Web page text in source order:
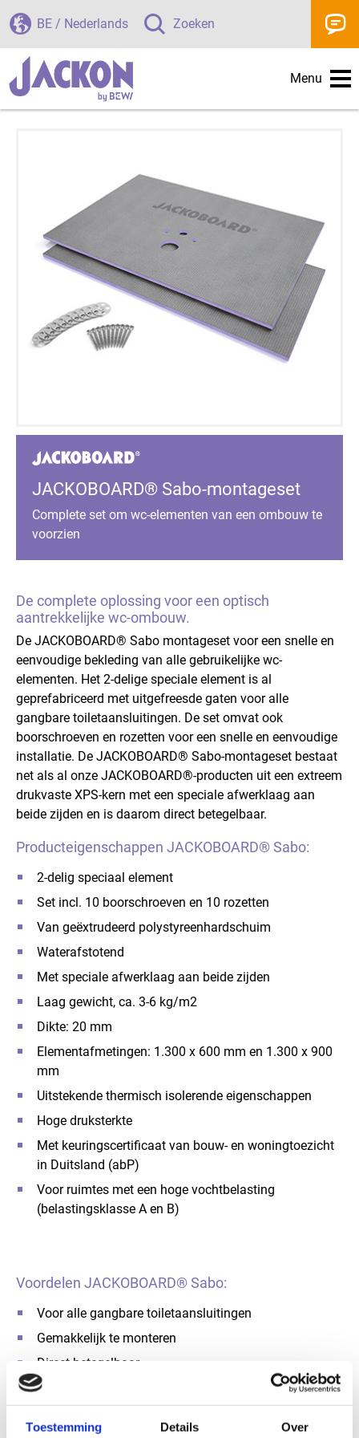
Toestemming Details Over
Menu
BE / Nederlands Zoeken
JACKOBOARD® Sabo-montageset
Complete set om wc-elementen van een ombouw te
voorzien
De complete oplossing voor een optisch
aantrekkelijke wc-ombouw.
De JACKOBOARD® Sabo montageset voor een snelle en
eenvoudige bekleding van alle gebruikelijke wc-
elementen. Het 2-delige speciale element is al
geprefabriceerd met uitgefreesde gaten voor alle
gangbare toiletaansluitingen. De set omvat ook
boorschroeven en rozetten voor een snelle en eenvoudige
installatie. De JACKOBOARD® Sabo-montageset bestaat
net als al onze JACKOBOARD®-producten uit een extreem
drukvaste XPS-kern met een speciale afwerklaag aan
beide zijden en is daarom direct betegelbaar.
Producteigenschappen JACKOBOARD® Sabo:
2-delig speciaal element
Set incl. 10 boorschroeven en 10 rozetten
Van geëxtrudeerd polystyreenhardschuim
Waterafstotend
Met speciale afwerklaag aan beide zijden
Laag gewicht, ca. 3-6 kg/m2
Dikte: 20 mm
Elementafmetingen: 1.300 x 600 mm en 1.300 x 900
mm
Uitstekende thermisch isolerende eigenschappen
Hoge druksterkte
Met keuringscertificaat van bouw- en woningtoezicht
in Duitsland (abP)
Voor ruimtes met een hoge vochtbelasting
(belastingsklasse A en B)
Voordelen JACKOBOARD® Sabo:
Voor alle gangbare toiletaansluitingen
Gemakkelijk te monteren
Direct betegelbaar
Incl. 10 zelftappende boorschroeven en 10 rozetten